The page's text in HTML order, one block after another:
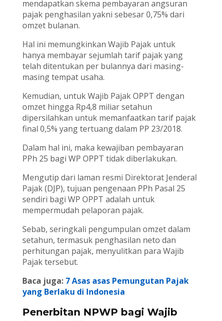
mendapatkan skema pembayaran angsuran
pajak penghasilan yakni sebesar 0,75% dari
omzet bulanan.
Hal ini memungkinkan Wajib Pajak untuk
hanya membayar sejumlah tarif pajak yang
telah ditentukan per bulannya dari masing-
masing tempat usaha.
Kemudian, untuk Wajib Pajak OPPT dengan
omzet hingga Rp4,8 miliar setahun
dipersilahkan untuk memanfaatkan tarif pajak
final 0,5% yang tertuang dalam PP 23/2018.
Dalam hal ini, maka kewajiban pembayaran
PPh 25 bagi WP OPPT tidak diberlakukan.
Mengutip dari laman resmi Direktorat Jenderal
Pajak (DJP), tujuan pengenaan PPh Pasal 25
sendiri bagi WP OPPT adalah untuk
mempermudah pelaporan pajak.
Sebab, seringkali pengumpulan omzet dalam
setahun, termasuk penghasilan neto dan
perhitungan pajak, menyulitkan para Wajib
Pajak tersebut.
Baca juga: 7 Asas asas Pemungutan Pajak
yang Berlaku di Indonesia
Penerbitan NPWP bagi Wajib